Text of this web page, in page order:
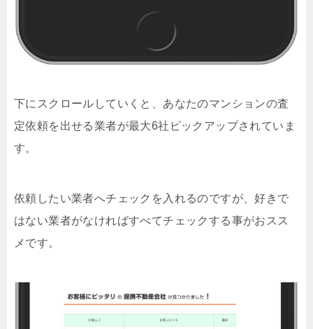
下にスクロールしていくと、あなたのマンションの査
定依頼を出せる業者が最大6社ピックアップされていま
す。
依頼したい業者へチェックを入れるのですが、好きで
はない業者がなければすべてチェックする事がおスス
メです。